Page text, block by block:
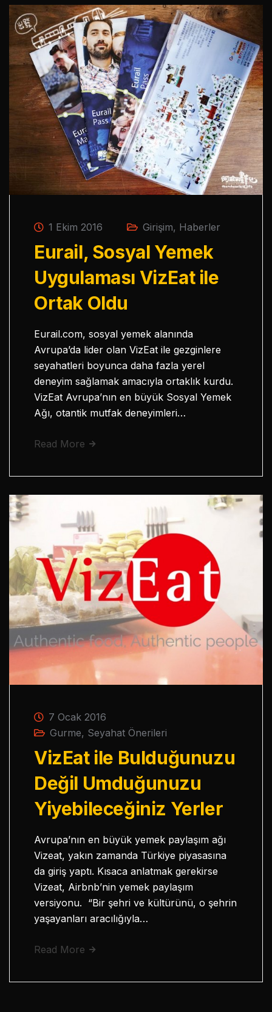
1 Ekim 2016 Girişim, Haberler
Eurail, Sosyal Yemek
Uygulaması VizEat ile
Ortak Oldu
Eurail.com, sosyal yemek alanında
Avrupa’da lider olan VizEat ile gezginlere
seyahatleri boyunca daha fazla yerel
deneyim sağlamak amacıyla ortaklık kurdu.
VizEat Avrupa’nın en büyük Sosyal Yemek
Ağı, otantik mutfak deneyimleri…
Read More
7 Ocak 2016
Gurme, Seyahat Önerileri
VizEat ile Bulduğunuzu
Değil Umduğunuzu
Yiyebileceğiniz Yerler
Avrupa’nın en büyük yemek paylaşım ağı
Vizeat, yakın zamanda Türkiye piyasasına
da giriş yaptı. Kısaca anlatmak gerekirse
Vizeat, Airbnb’nin yemek paylaşım
versiyonu. “Bir şehri ve kültürünü, o şehrin
yaşayanları aracılığıyla…
Read More